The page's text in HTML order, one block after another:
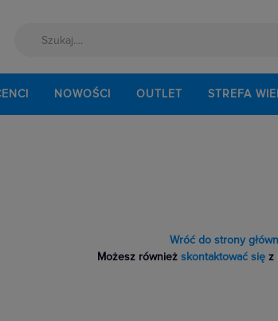
NOWOŚCI OUTLET STREFA
Wróć do strony
Możesz również skontaktować się z